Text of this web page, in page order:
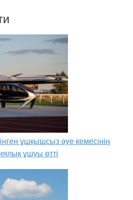
ұшқышсыз әуе кемесінің
ұшуы өтті